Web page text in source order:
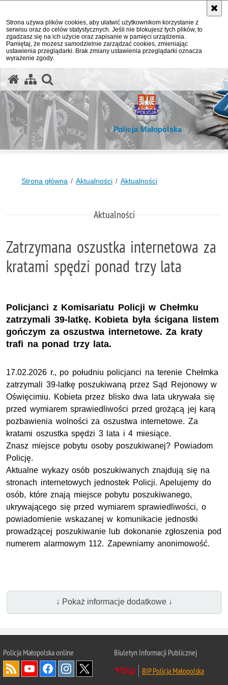
Strona używa plików cookies, aby ułatwić użytkownikom korzystanie z
serwisu oraz do celów statystycznych. Jeśli nie blokujesz tych plików, to
zgadzasz się na ich użycie oraz zapisanie w pamięci urządzenia.
Pamiętaj, że możesz samodzielnie zarządzać cookies, zmieniając
ustawienia przeglądarki. Brak zmiany ustawienia przeglądarki oznacza
wyrażenie zgody.
Policja Małopolska
Strona główna Aktualności Aktualności
Aktualności
Zatrzymana oszustka internetowa za
kratami spędzi ponad trzy lata
Policjanci z Komisariatu Policji w Chełmku
zatrzymali 39-latkę. Kobieta była ścigana listem
gończym za oszustwa internetowe. Za kraty
trafi na ponad trzy lata.
17.02.2026 r., po południu policjanci na terenie Chełmka
zatrzymali 39-latkę poszukiwaną przez Sąd Rejonowy w
Oświęcimiu. Kobieta przez blisko dwa lata ukrywała się
przed wymiarem sprawiedliwości przed grożącą jej karą
pozbawienia wolności za oszustwa internetowe. Za
kratami oszustka spędzi 3 lata i 4 miesiące.
Znasz miejsce pobytu osoby poszukiwanej? Powiadom
Policję.
Aktualne wykazy osób poszukiwanych znajdują się na
stronach internetowych jednostek Policji. Apelujemy do
osób, które znają miejsce pobytu poszukiwanego,
ukrywającego się przed wymiarem sprawiedliwości, o
powiadomienie wskazanej w komunikacie jednostki
prowadzącej poszukiwanie lub dokonanie zgłoszenia pod
numerem alarmowym 112. Zapewniamy anonimowość.
↓ Pokaż informacje dodatkowe ↓
Policja Małopolska online
Biuletyn Informacji Publicznej
BIP Policja Małopolska